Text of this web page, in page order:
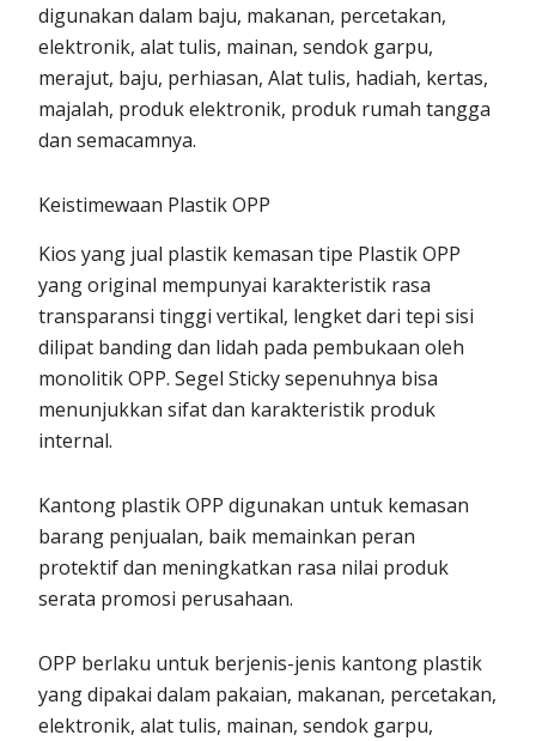
digunakan dalam baju, makanan, percetakan,
elektronik, alat tulis, mainan, sendok garpu,
merajut, baju, perhiasan, Alat tulis, hadiah, kertas,
majalah, produk elektronik, produk rumah tangga
dan semacamnya.
Keistimewaan Plastik OPP
Kios yang jual plastik kemasan tipe Plastik OPP
yang original mempunyai karakteristik rasa
transparansi tinggi vertikal, lengket dari tepi sisi
dilipat banding dan lidah pada pembukaan oleh
monolitik OPP. Segel Sticky sepenuhnya bisa
menunjukkan sifat dan karakteristik produk
internal.
Kantong plastik OPP digunakan untuk kemasan
barang penjualan, baik memainkan peran
protektif dan meningkatkan rasa nilai produk
serata promosi perusahaan.
OPP berlaku untuk berjenis-jenis kantong plastik
yang dipakai dalam pakaian, makanan, percetakan,
elektronik, alat tulis, mainan, sendok garpu,